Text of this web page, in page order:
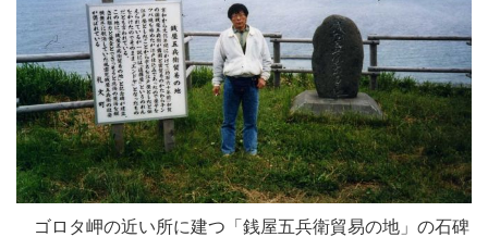
ゴロタ岬の近い所に建つ「銭屋五兵衛貿易の地」の石碑